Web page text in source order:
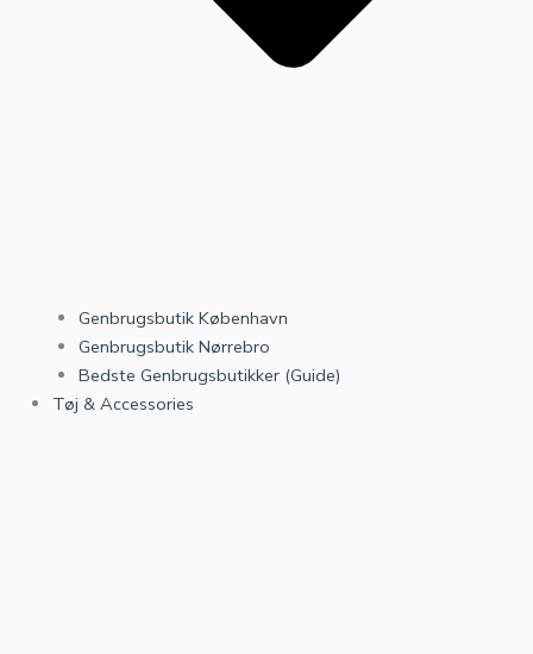
Genbrugsbutik København
Genbrugsbutik Nørrebro
Bedste Genbrugsbutikker (Guide)
Tøj & Accessories